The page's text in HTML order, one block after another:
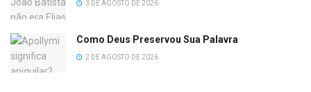
3 DE AGOSTO DE 2026
Como Deus Preservou Sua Palavra
2 DE AGOSTO DE 2026